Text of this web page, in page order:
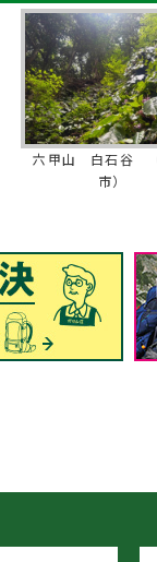
六甲山 白石谷
市）